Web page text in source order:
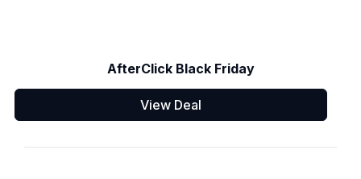
AfterClick Black Friday
View Deal